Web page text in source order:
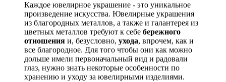
Каждое ювелирное украшение - это уникальное
произведение искусства. Ювелирные украшения
из благородных металлов, а также и галантерея из
цветных металлов требуют к себе бережного
отношения и, безусловно, ухода, впрочем, как и
все благородное. Для того чтобы они как можно
дольше имели первоначальный вид и радовали
глаз, нужно знать некоторые особенности по
хранению и уходу за ювелирными изделиями.